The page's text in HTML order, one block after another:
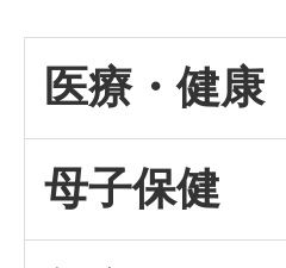
医療・健康
母子保健